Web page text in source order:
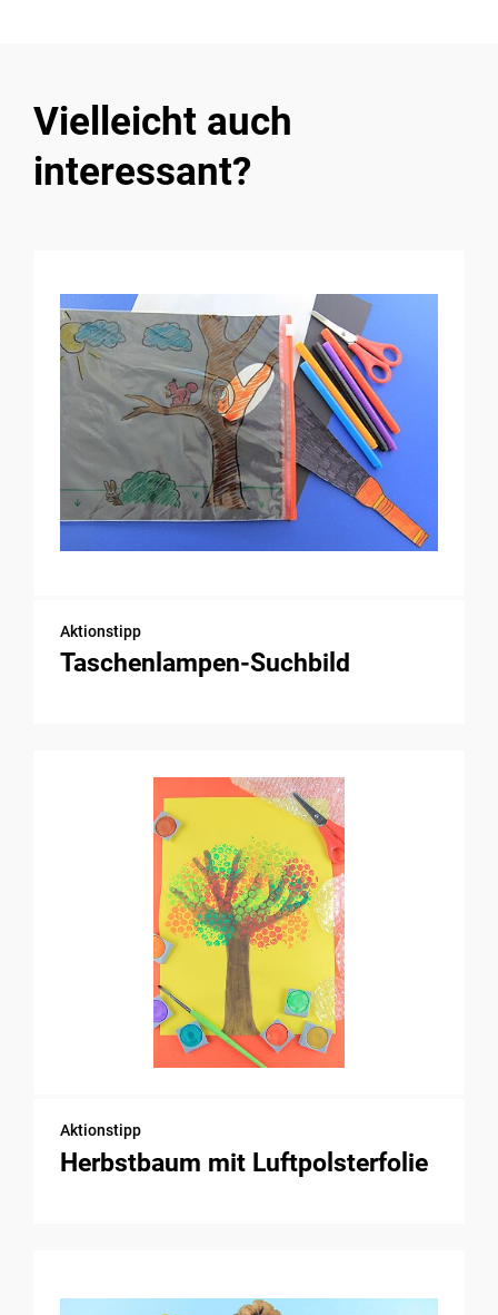
Vielleicht auch
interessant?
Aktionstipp
Taschenlampen-Suchbild
Aktionstipp
Herbstbaum mit Luftpolsterfolie